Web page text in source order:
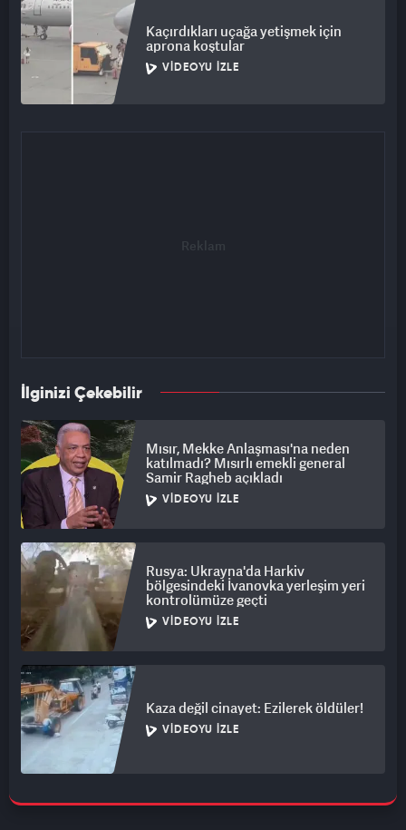
Kaçırdıkları uçağa yetişmek için
aprona koştular
VIDEOYU İZLE
İlginizi Çekebilir
Mısır, Mekke Anlaşması'na neden
katılmadı? Mısırlı emekli general
Samir Ragheb açıkladı
VIDEOYU İZLE
Rusya: Ukrayna'da Harkiv
bölgesindeki İvanovka yerleşim yeri
kontrolümüze geçti
VIDEOYU İZLE
Kaza değil cinayet: Ezilerek öldüler!
VIDEOYU İZLE